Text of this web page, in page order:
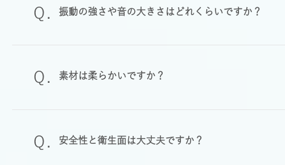
振動の強さや音の大きさはどれくらいですか？
素材は柔らかいですか？
安全性と衛生面は大丈夫ですか？